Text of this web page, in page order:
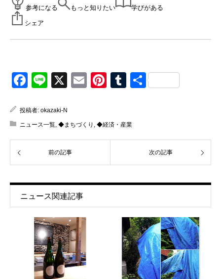
参考になる もっと知りたい 学びがある
シェア
Facebook
Line
X EmailPinterest
Tumblr
共
投稿者: okazaki-N
ニュース一覧 ◆まちづくり ◆経済・産業
前の記事 次の記事
ニュース関連記事